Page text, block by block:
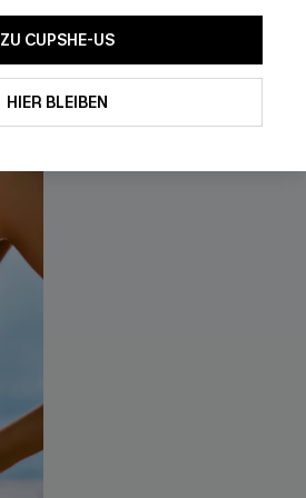
Bauch Kontrolle
ZU CUPSHE-US
HIER BLEIBEN